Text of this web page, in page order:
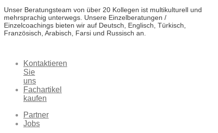
Unser Beratungsteam von über 20 Kollegen ist multikulturell und
mehrsprachig unterwegs. Unsere Einzelberatungen /
Einzelcoachings bieten wir auf Deutsch, Englisch, Türkisch,
Französisch, Arabisch, Farsi und Russisch an.
Kontaktieren
Sie
uns
Fachartikel
kaufen
Partner
Jobs